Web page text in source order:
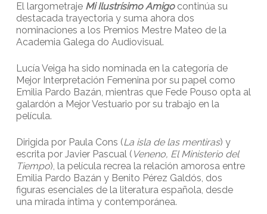
El largometraje Mi Ilustrísimo Amigocontinúa su
destacada trayectoria y suma ahora dos
nominaciones a los Premios Mestre Mateo de la
Academia Galega do Audiovisual.
Lucía Veiga ha sido nominada en la categoría de
Mejor Interpretación Femenina por su papel como
Emilia Pardo Bazán, mientras que Fede Pouso opta al
galardón a Mejor Vestuario por su trabajo en la
película.
Dirigida por Paula Cons (La isla de las mentiras) y
escrita por Javier Pascual ( Veneno, El Ministerio del
Tiempo), la película recrea la relación amorosa entre
Emilia Pardo Bazán y Benito Pérez Galdós, dos
figuras esenciales de la literatura española, desde
una mirada íntima y contemporánea.